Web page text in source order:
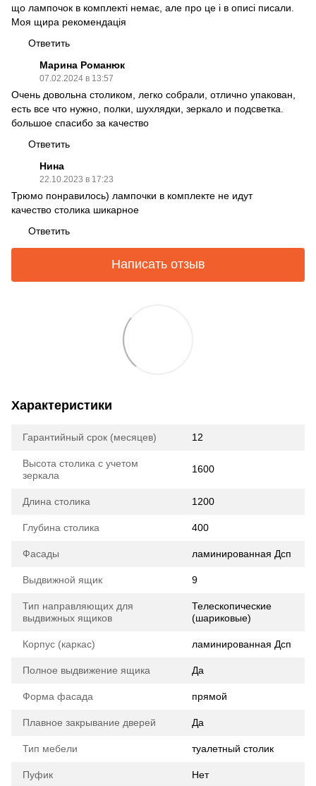
що лампочок в комплекті немає, але про це і в описі писали.
Моя щира рекомендація
Ответить
Марина Романюк
07.02.2024 в 13:57
Очень довольна столиком, легко собрали, отлично упакован,
есть все что нужно, полки, шухлядки, зеркало и подсветка.
большое спасибо за качество
Ответить
Нина
22.10.2023 в 17:23
Трюмо понравилось) лампочки в комплекте не идут
качество столика шикарное
Ответить
Написать отзыв
Характеристики
Гарантийный срок (месяцев) 12
Высота столика с учетом
зеркала
1600
Длина столика 1200
Глубина столика 400
Фасады ламинированная Дсп
Выдвижной ящик 9
Тип направляющих для
выдвижных ящиков
Телескопические
(шариковые)
Корпус (каркас) ламинированная Дсп
Полное выдвижение ящика Да
Форма фасада прямой
Плавное закрывание дверей Да
Тип мебели туалетный столик
Пуфик Нет